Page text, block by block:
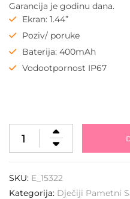
Garancija je godinu dana.
Ekran: 1.44”
Poziv/ poruke
Baterija: 400mAh
Vodootpornost IP67
SKU: E_15322
Kategorija: Dječiji Pametni